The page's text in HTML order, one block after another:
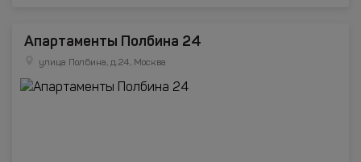
Апартаменты Полбина 24
улица Полбина, д.24, Москва